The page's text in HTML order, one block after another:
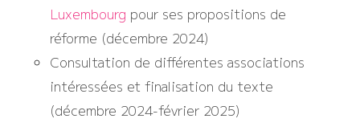
Luxembourg pour ses propositions de
réforme (décembre 2024)
Consultation de différentes associations
intéressées et finalisation du texte
(décembre 2024-février 2025)